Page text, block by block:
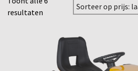
resultaten